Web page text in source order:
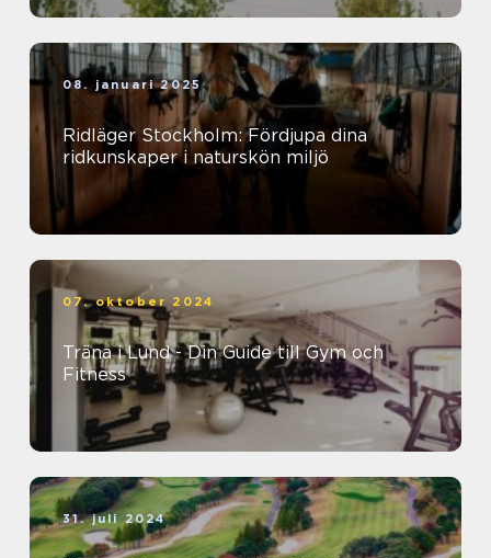
08. januari 2025
Ridläger Stockholm: Fördjupa dina
ridkunskaper i naturskön miljö
07. oktober 2024
Träna i Lund - Din Guide till Gym och
Fitness
31. juli 2024